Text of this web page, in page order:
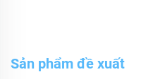
Sản phẩm đề xuất